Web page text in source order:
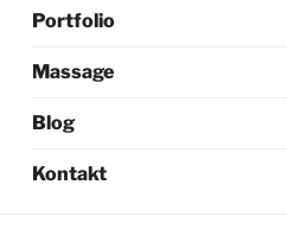
Portfolio
Massage
Blog
Kontakt